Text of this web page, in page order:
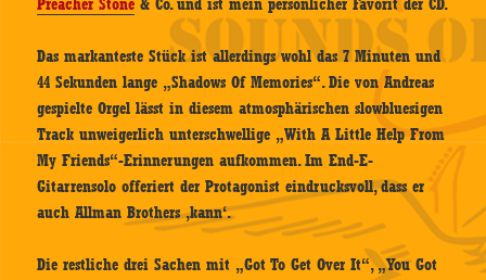
Preacher Stone & Co. und ist mein persönlicher Favorit der CD.
Das markanteste Stück ist allerdings wohl das 7 Minuten und
44 Sekunden lange „Shadows Of Memories“. Die von Andreas
gespielte Orgel lässt in diesem atmosphärischen slowbluesigen
Track unweigerlich unterschwellige „With A Little Help From
My Friends“-Erinnerungen aufkommen. Im End-E-
Gitarrensolo offeriert der Protagonist eindrucksvoll, dass er
auch Allman Brothers ‚kann‘.
Die restliche drei Sachen mit „Got To Get Over It“, „You Got